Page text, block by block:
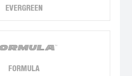
EVERGREEN
FORMULA